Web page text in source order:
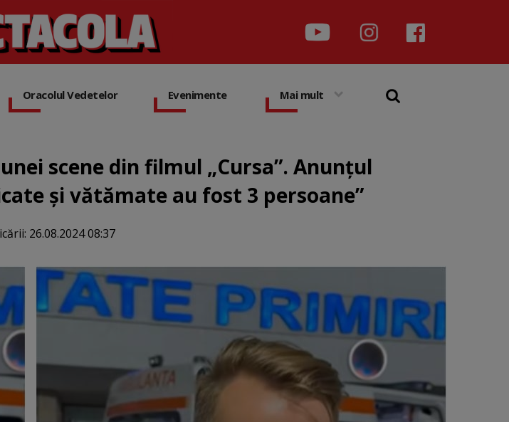
Oracolul Vedetelor Evenimente Mai mult
scene din filmul „Cursa”. Anunțul
și vătămate au fost 3 persoane”
26.08.2024 08:37